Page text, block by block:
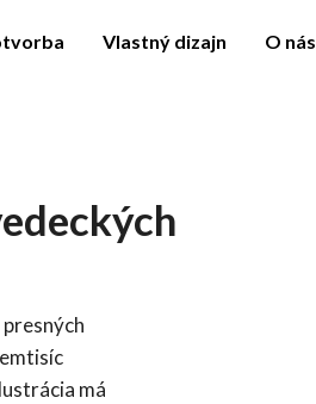
Vlastný dizajn O nás
má